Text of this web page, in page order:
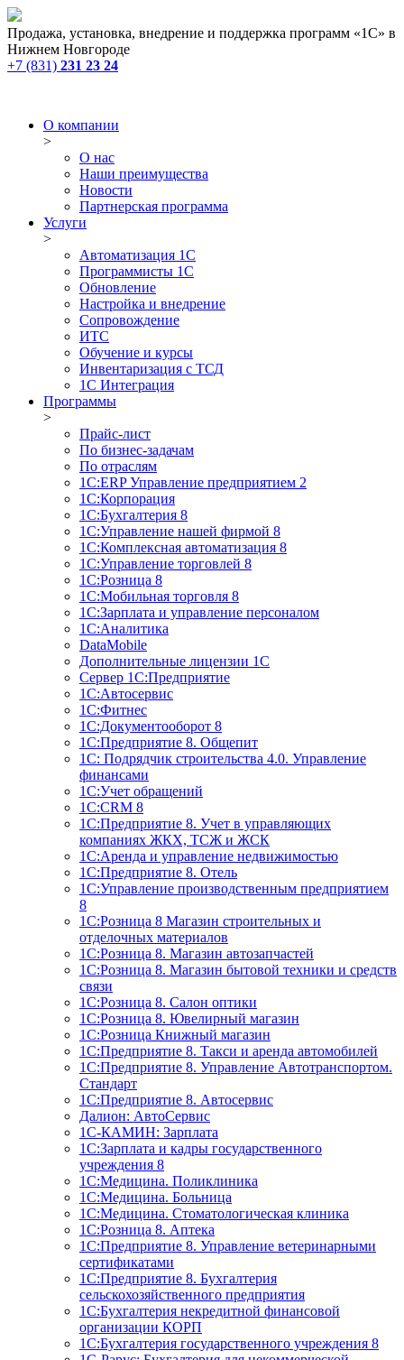
Продажа, установка, внедрение и поддержка программ «1С» в
Нижнем Новгороде
+7 (831) 231 23 24
О компании
>
О нас
Наши преимущества
Новости
Партнерская программа
Услуги
>
Автоматизация 1С
Программисты 1С
Обновление
Настройка и внедрение
Сопровождение
ИТС
Обучение и курсы
Инвентаризация с ТСД
1С Интеграция
Программы
>
Прайс-лист
По бизнес-задачам
По отраслям
1C:ERP Управление предприятием 2
1С:Корпорация
1С:Бухгалтерия 8
1С:Управление нашей фирмой 8
1С:Комплексная автоматизация 8
1С:Управление торговлей 8
1С:Розница 8
1С:Мобильная торговля 8
1С:Зарплата и управление персоналом
1С:Аналитика
DataMobile
Дополнительные лицензии 1С
Сервер 1С:Предприятие
1С:Автосервис
1С:Фитнес
1С:Документооборот 8
1С:Предприятие 8. Общепит
1С: Подрядчик строительства 4.0. Управление
финансами
1С:Учет обращений
1C:CRM 8
1С:Предприятие 8. Учет в управляющих
компаниях ЖКХ, ТСЖ и ЖСК
1С:Аренда и управление недвижимостью
1С:Предприятие 8. Отель
1C:Управление производственным предприятием
8
1С:Розница 8 Магазин строительных и
отделочных материалов
1С:Розница 8. Магазин автозапчастей
1С:Розница 8. Магазин бытовой техники и средств
связи
1С:Розница 8. Салон оптики
1С:Розница 8. Ювелирный магазин
1С:Розница Книжный магазин
1C:Предприятие 8. Такси и аренда автомобилей
1С:Предприятие 8. Управление Автотранспортом.
Стандарт
1C:Предприятие 8. Автосервис
Далион: АвтоСервис
1С-КАМИН: Зарплата
1С:Зарплата и кадры государственного
учреждения 8
1С:Медицина. Поликлиника
1С:Медицина. Больница
1С:Медицина. Стоматологическая клиника
1С:Розница 8. Аптека
1C:Предприятие 8. Управление ветеринарными
сертификатами
1С:Предприятие 8. Бухгалтерия
сельскохозяйственного предприятия
1C:Бухгалтерия некредитной финансовой
организации КОРП
1С:Бухгалтерия государственного учреждения 8